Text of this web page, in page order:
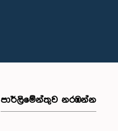
පාර්ලි‌මේන්තුව නරඹන්න